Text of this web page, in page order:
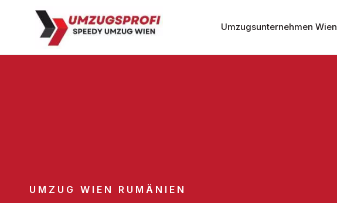
Umzugsunternehmen Wien
UMZUG WIEN RUMÄNIEN